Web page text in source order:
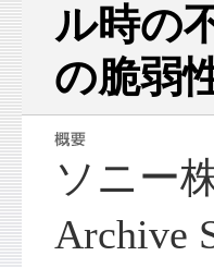
ル時の
の脆弱
ソニー
Archive